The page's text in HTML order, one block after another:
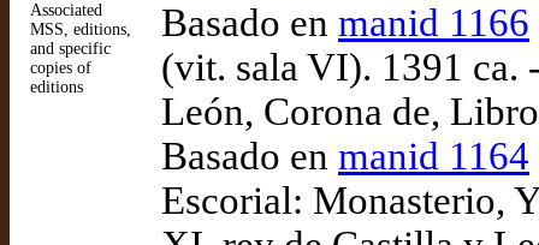
Associated
MSS, editions,
and specific
copies of
editions
Basado en manid 1166
(vit. sala VI). 1391 ca.
León, Corona de,
Basado en manid 1164
Escorial: Monasterio,